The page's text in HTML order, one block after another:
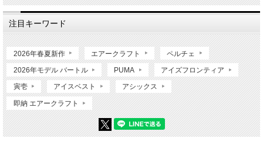
注目キーワード
2026年春夏新作 エアークラフト ペルチェ
2026年モデル バートル PUMA アイズフロンティア
寅壱 アイスベスト アシックス
即納 エアークラフト